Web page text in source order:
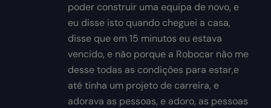
poder construir uma equipa de novo, e
eu disse isto quando cheguei a casa,
disse que em 15 minutos eu estava
vencido, e não porque a Robocar não me
desse todas as condições para estar,e
até tinha um projeto de carreira, e
adorava as pessoas, e adoro, as pessoas